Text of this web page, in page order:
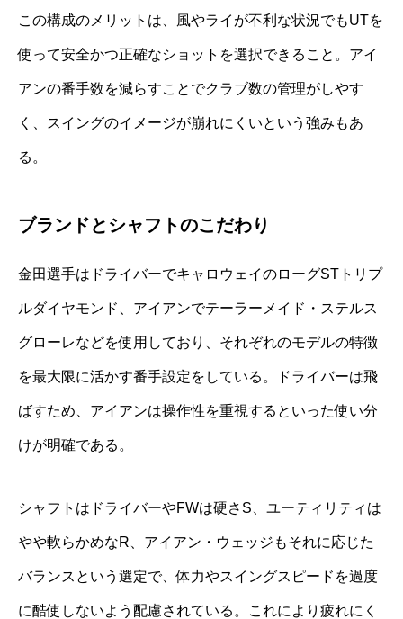
この構成のメリットは、風やライが不利な状況でもUTを
使って安全かつ正確なショットを選択できること。アイ
アンの番手数を減らすことでクラブ数の管理がしやす
く、スイングのイメージが崩れにくいという強みもあ
る。
ブランドとシャフトのこだわり
金田選手はドライバーでキャロウェイのローグSTトリプ
ルダイヤモンド、アイアンでテーラーメイド・ステルス
グローレなどを使用しており、それぞれのモデルの特徴
を最大限に活かす番手設定をしている。ドライバーは飛
ばすため、アイアンは操作性を重視するといった使い分
けが明確である。
シャフトはドライバーやFWは硬さS、ユーティリティは
やや軟らかめなR、アイアン・ウェッジもそれに応じた
バランスという選定で、体力やスイングスピードを過度
に酷使しないよう配慮されている。これにより疲れにく